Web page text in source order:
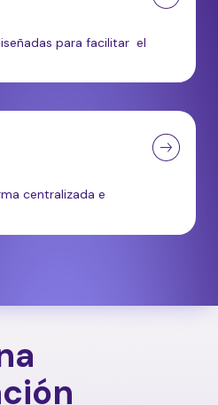
para facilitar el
centralizada e